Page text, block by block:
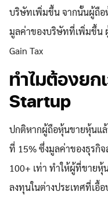
บริษัทเพิ่มขึ้น จากนั้นผู้ถือ
มูลค่าของบริษัทที่เพิ่มขึ้น
Gain Tax
ทำไมต้องยก
Startup
ปกติหากผู้ถือหุ้นขายหุ้นแล้
ที่ 15% ซึ่งมูลค่าของธุรกิ
100+ เท่า ทำให้ผู้ที่ขายหุ้
ลงทุนในต่างประเทศที่เอื้